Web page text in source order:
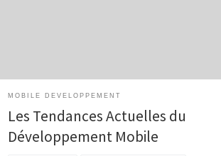
MOBILE DEVELOPPEMENT
Les Tendances Actuelles du
Développement Mobile